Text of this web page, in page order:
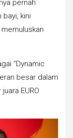
pernah
bayi, kini
“Dynamic
besar dalam
EURO